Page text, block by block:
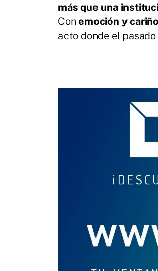
más que una
Con emoción y cariño
acto donde el